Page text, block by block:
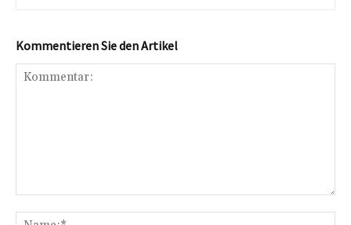
Kommentieren Sie den Artikel